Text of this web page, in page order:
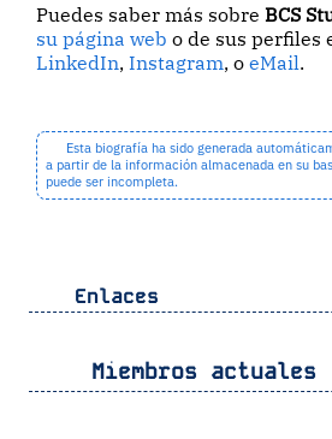
Puedes saber más sobreBCS
su página web o de sus perfiles
LinkedIn,Instagram, oeMail.
Esta biografía ha sido generada
a partir de la información almacenada en su
puede ser incompleta.
Enlaces
Miembros actuales